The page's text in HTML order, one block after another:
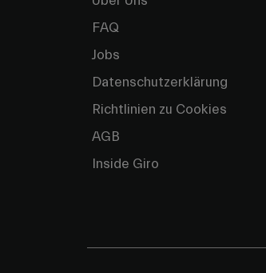
FAQ
Jobs
Datenschutzerklärung
Richtlinien zu Cookies
AGB
Inside Giro